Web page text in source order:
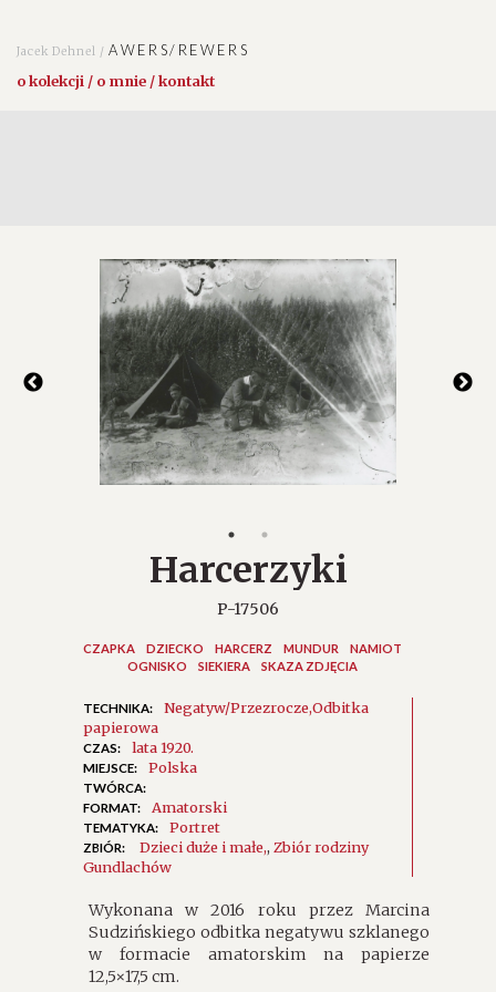
Jacek Dehnel /AWERS/REWERS
o kolekcji / o mnie / kontakt
Harcerzyki
P-17506
CZAPKA DZIECKO HARCERZ MUNDUR
NAMIOT
OGNISKO
SIEKIERA SKAZA ZDJĘCIA
TECHNIKA: Negatyw/PrzezroczeOdbitka
papierowa
CZAS: lata 1920.
MIEJSCE: Polska
TWÓRCA:
FORMAT:
Amatorski
TEMATYKA: Portret
ZBIÓR: Dzieci duże i małe,Zbiór rodziny
Gundlachów
Wykonana w 2016 roku przez Marcina
Sudzińskiego odbitka negatywu szklanego
w formacie amatorskim na papierze
12,5×17,5 cm.